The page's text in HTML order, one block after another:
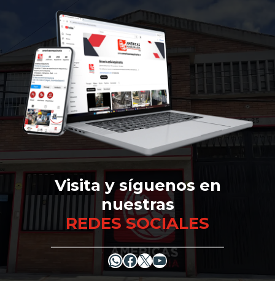
Visita y síguenos en
nuestras
REDES SOCIALES
WhatsApp Facebook X YouTube